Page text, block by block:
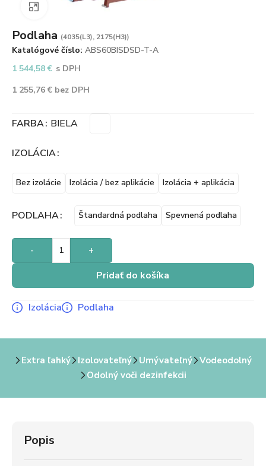
Zväčšiť obrázok
Podlaha (4035(L3), 2175(H3))
Katalógové číslo: ABS60BISDSD-T-A
1 544,58€ s DPH
1 255,76€ bez DPH
FARBA BIELA
IZOLÁCIA
Bez izolácie Izolácia / bez aplikácie Izolácia + aplikácia
PODLAHA Štandardná podlaha Spevnená podlaha
- +
Pridať do košíka
Izolácia Podlaha
Extra ľahký Izolovateľný Umývateľný
Vodeodolný
Odolný voči dezinfekcii
Popis